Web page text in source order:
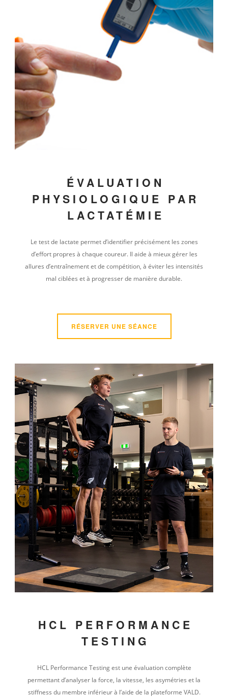
ÉVALUATION
PHYSIOLOGIQUE PAR
LACTATÉMIE
Le test de lactate permet d’identifier précisément les zones
d’effort propres à chaque coureur. Il aide à mieux gérer les
allures d’entraînement et de compétition, à éviter les intensités
mal ciblées et à progresser de manière durable.
RÉSERVER UNE SÉANCE
HCL PERFORMANCE
TESTING
HCL Performance Testing est une évaluation complète
permettant d’analyser la force, la vitesse, les asymétries et la
stiffness du membre inférieur à l’aide de la plateforme VALD.